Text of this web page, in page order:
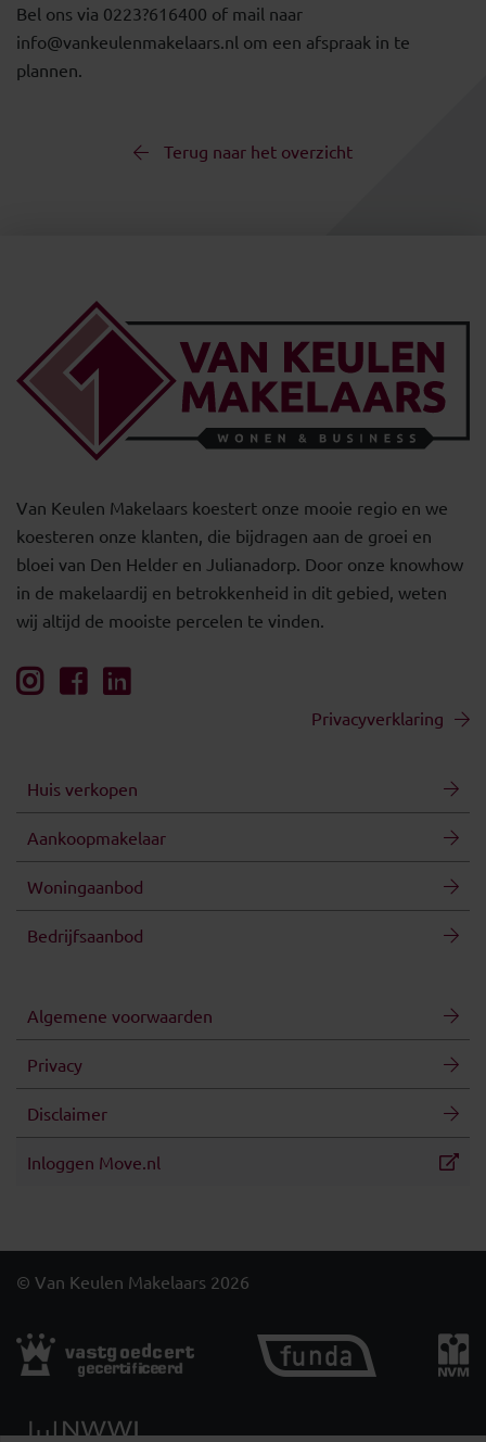
Bel ons via 0223?616400 of mail naar
info@vankeulenmakelaars.nl om een afspraak in te
plannen.
Terug naar het overzicht
Van Keulen Makelaars koestert onze mooie regio en we
koesteren onze klanten, die bijdragen aan de groei en
bloei van Den Helder en Julianadorp. Door onze knowhow
in de makelaardij en betrokkenheid in dit gebied, weten
wij altijd de mooiste percelen te vinden.
Privacyverklaring
Huis verkopen
Aankoopmakelaar
Woningaanbod
Bedrijfsaanbod
Algemene voorwaarden
Privacy
Disclaimer
Inloggen Move.nl
© Van Keulen Makelaars 2026